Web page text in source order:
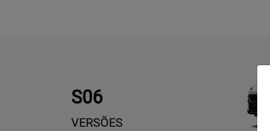
S06
VERSÕES